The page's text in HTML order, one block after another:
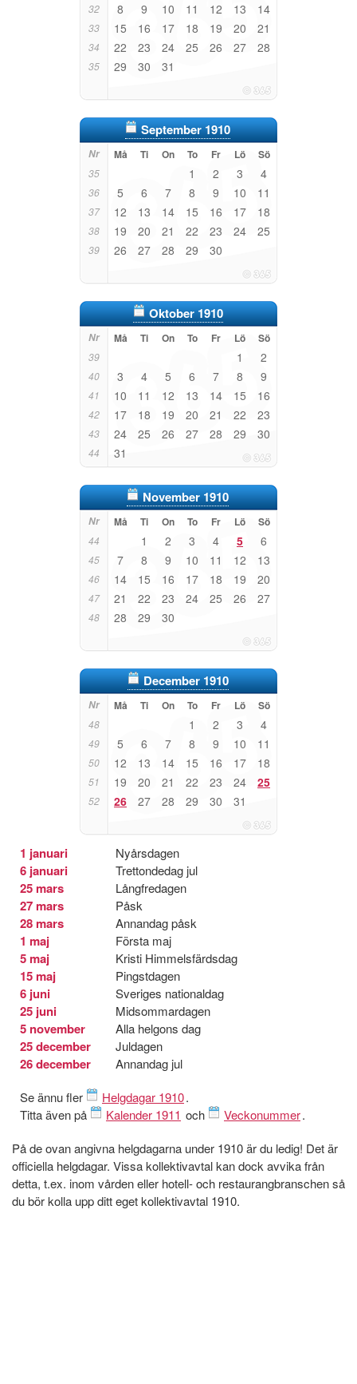
32 8 9 10 11 12 13 14
33 15 16 17 18 19 20 21
34 22 23 24 25 26 27 28
35 29 30 31
September 1910
Nr Må Ti On To Fr Lö Sö
35 1 2 3 4
36 5 6 7 8 9 10 11
37 12 13 14 15 16 17 18
38 19 20 21 22 23 24 25
39 26 27 28 29 30
Oktober 1910
Nr Må Ti On To Fr Lö Sö
39 1 2
40 3 4 5 6 7 8 9
41 10 11 12 13 14 15 16
42 17 18 19 20 21 22 23
43 24 25 26 27 28 29 30
44 31
November 1910
Nr Må Ti On To Fr Lö Sö
44 1 2 3 4 5 6
45 7 8 9 10 11 12 13
46 14 15 16 17 18 19 20
47 21 22 23 24 25 26 27
48 28 29 30
December 1910
Nr Må Ti On To Fr Lö Sö
48 1 2 3 4
49 5 6 7 8 9 10 11
50 12 13 14 15 16 17 18
51 19 20 21 22 23 24 25
52 26 27 28 29 30 31
1 januari Nyårsdagen
6 januari Trettondedag jul
25 mars Långfredagen
27 mars Påsk
28 mars Annandag påsk
1 maj Första maj
5 maj Kristi Himmelsfärdsdag
15 maj Pingstdagen
6 juni Sveriges nationaldag
25 juni Midsommardagen
5 november Alla helgons dag
25 december Juldagen
26 december
Annandag jul
Se ännu fler
Helgdagar 1910.
Titta även på
Kalender 1911 och Veckonummer.
På de ovan angivna helgdagarna under 1910 är du ledig! Det är
officiella helgdagar. Vissa kollektivavtal kan dock avvika från
detta, t.ex. inom vården eller hotell- och restaurangbranschen så
du bör kolla upp ditt eget kollektivavtal 1910.